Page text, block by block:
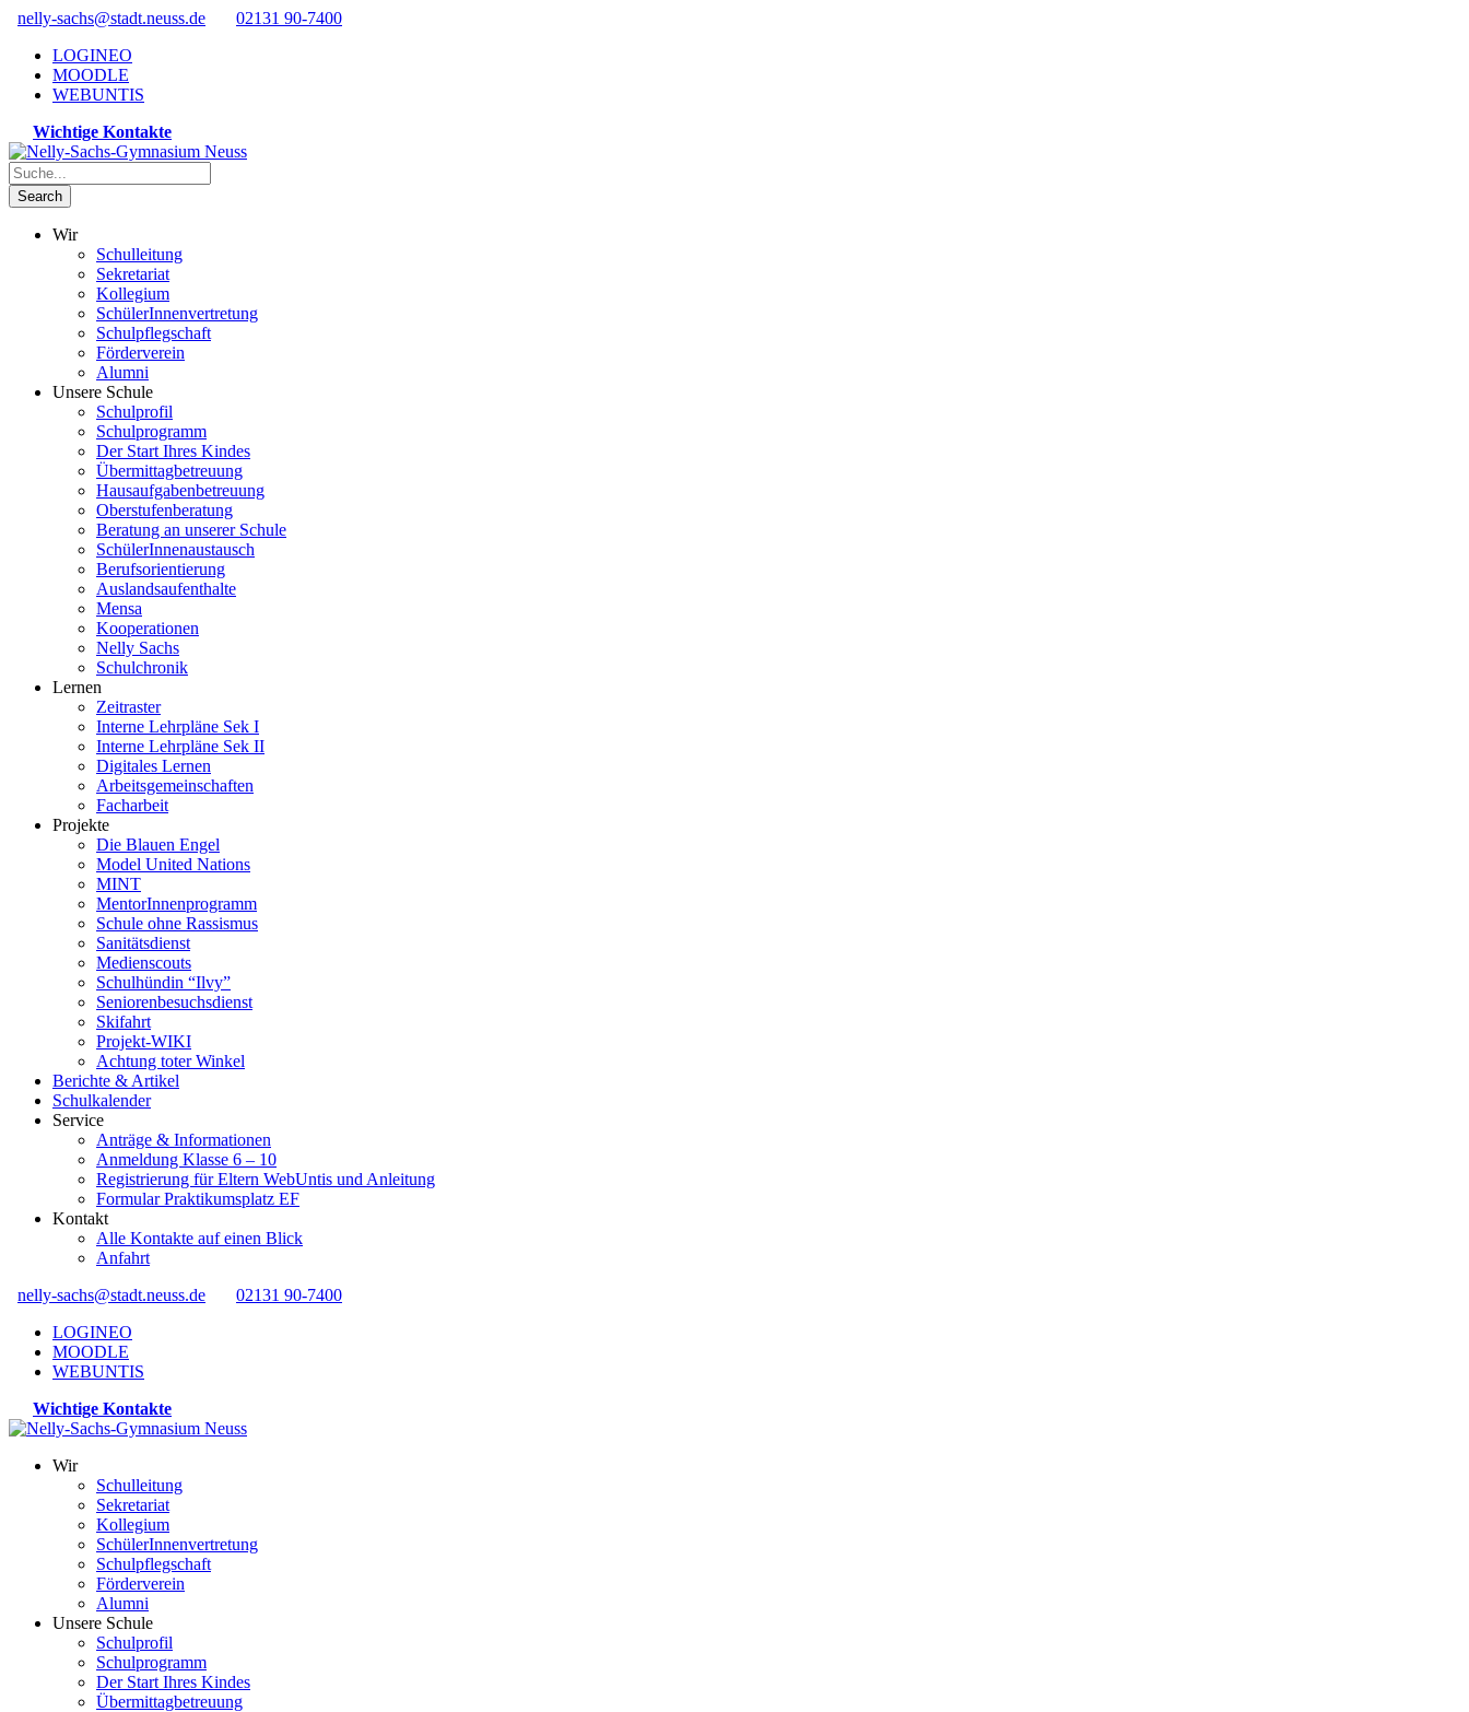
nelly-sachs@stadt.neuss.de
02131 90-7400
LOGINEO
MOODLE
WEBUNTIS
Wichtige Kontakte
Wir
Schulleitung
Sekretariat
Kollegium
SchülerInnenvertretung
Schulpflegschaft
Förderverein
Alumni
Unsere Schule
Schulprofil
Schulprogramm
Der Start Ihres Kindes
Übermittagbetreuung
Hausaufgabenbetreuung
Oberstufenberatung
Beratung an unserer Schule
SchülerInnenaustausch
Berufsorientierung
Auslandsaufenthalte
Mensa
Kooperationen
Nelly Sachs
Schulchronik
Lernen
Zeitraster
Interne Lehrpläne Sek I
Interne Lehrpläne Sek II
Digitales Lernen
Arbeitsgemeinschaften
Facharbeit
Projekte
Die Blauen Engel
Model United Nations
MINT
MentorInnenprogramm
Schule ohne Rassismus
Sanitätsdienst
Medienscouts
Schulhündin “Ilvy”
Seniorenbesuchsdienst
Skifahrt
Projekt-WIKI
Achtung toter Winkel
Berichte & Artikel
Schulkalender
Service
Anträge & Informationen
Anmeldung Klasse 6 – 10
Registrierung für Eltern WebUntis und Anleitung
Formular Praktikumsplatz EF
Kontakt
Alle Kontakte auf einen Blick
Anfahrt
nelly-sachs@stadt.neuss.de
02131 90-7400
LOGINEO
MOODLE
WEBUNTIS
Wichtige Kontakte
Wir
Schulleitung
Sekretariat
Kollegium
SchülerInnenvertretung
Schulpflegschaft
Förderverein
Alumni
Unsere Schule
Schulprofil
Schulprogramm
Der Start Ihres Kindes
Übermittagbetreuung